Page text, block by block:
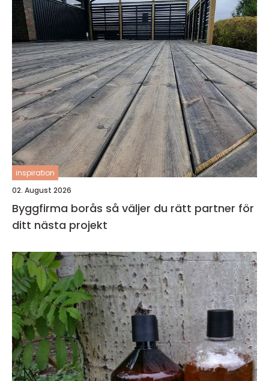
inspiration
02. August 2026
Byggfirma borås så väljer du rätt partner för
ditt nästa projekt